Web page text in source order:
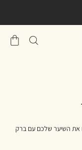
שֶׁלִי
את השיער שלכם עם ברק